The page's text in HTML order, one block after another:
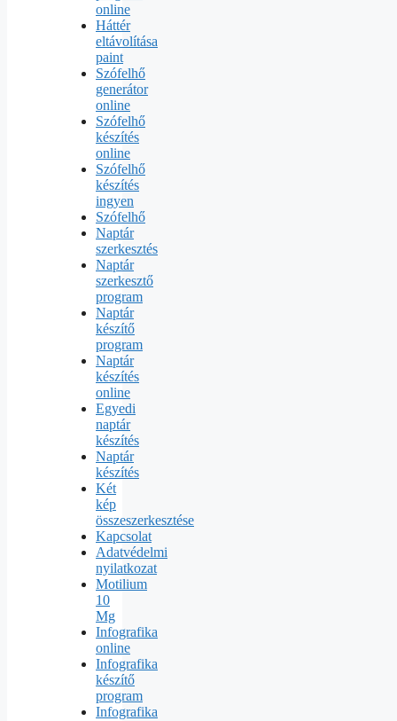
online
Háttér
eltávolítása
paint
Szófelhő
generátor
online
Szófelhő
készítés
online
Szófelhő
készítés
ingyen
Szófelhő
Naptár
szerkesztés
Naptár
szerkesztő
program
Naptár
készítő
program
Naptár
készítés
online
Egyedi
naptár
készítés
Naptár
készítés
Két
kép
összeszerkesztése
Kapcsolat
Adatvédelmi
nyilatkozat
Motilium
10
Mg
Infografika
online
Infografika
készítő
program
Infografika